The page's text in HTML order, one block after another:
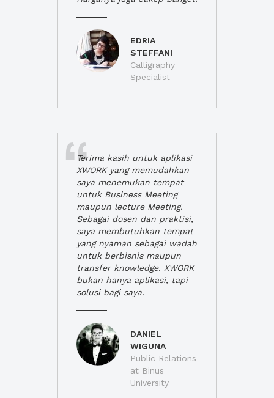
EDRIA
STEFFANI
Calligraphy
Specialist
Terima kasih untuk aplikasi
XWORK yang memudahkan
saya menemukan tempat
untuk Business Meeting
maupun lecture Meeting.
Sebagai dosen dan praktisi,
saya membutuhkan tempat
yang nyaman sebagai wadah
untuk berbisnis maupun
transfer knowledge. XWORK
bukan hanya aplikasi, tapi
solusi bagi saya.
DANIEL
WIGUNA
Public Relations
at Binus
University